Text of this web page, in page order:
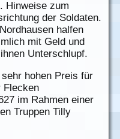
Hinweise zum
der Soldaten.
halfen
mit Geld und
Unterschlupf.
hohen Preis für
Flecken
im Rahmen einer
Truppen Tilly